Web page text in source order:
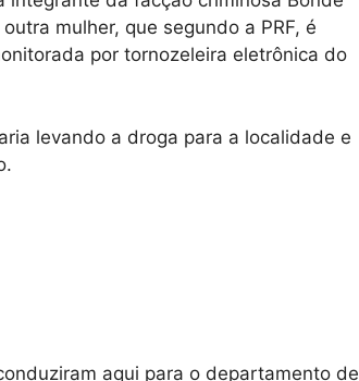
mulher, que segundo a PRF, é
por tornozeleira eletrônica do
levando a droga para a localidade e
aqui para o departamento de